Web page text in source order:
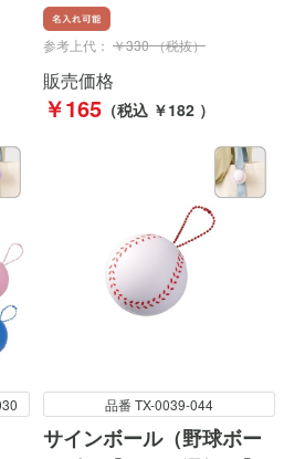
参考上代： ￥330 （税抜）
販売価格
￥165 （税込 ￥182 ）
品番 TX-0039-044
サインボール（野球ボー